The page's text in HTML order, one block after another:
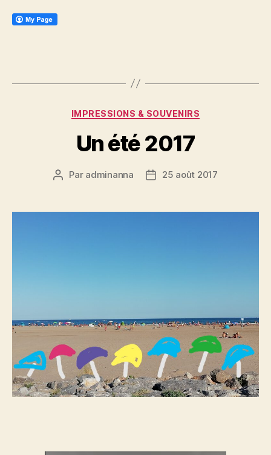
Catégories
IMPRESSIONS & SOUVENIRS
Un été 2017
Auteur
Par adminanna
Date25 août 2017